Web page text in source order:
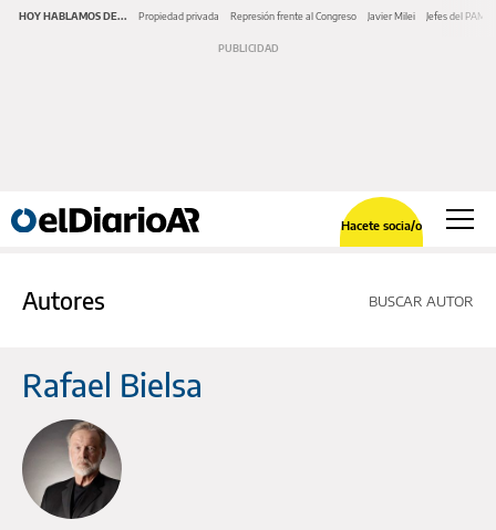
HOY HABLAMOS DE... Propiedad privada Represión frente al Congreso Javier Milei Jefes del PAMI
Hacete socia/o
Autores BUSCAR AUTOR
Rafael Bielsa